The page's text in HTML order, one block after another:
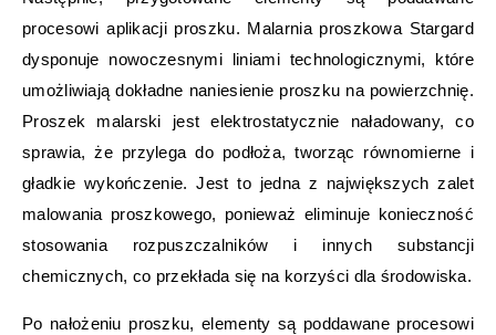
procesowi aplikacji proszku. Malarnia proszkowa Stargard
dysponuje nowoczesnymi liniami technologicznymi, które
umożliwiają dokładne naniesienie proszku na powierzchnię.
Proszek malarski jest elektrostatycznie naładowany, co
sprawia, że przylega do podłoża, tworząc równomierne i
gładkie wykończenie. Jest to jedna z największych zalet
malowania proszkowego, ponieważ eliminuje konieczność
stosowania rozpuszczalników i innych substancji
chemicznych, co przekłada się na korzyści dla środowiska.
Po nałożeniu proszku, elementy są poddawane procesowi